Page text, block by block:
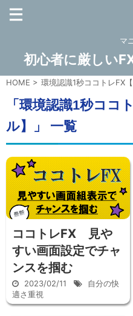
マ
初心者に厳しい
HOME > 環境認識1秒ココトレFX【
「環境認識1秒ココ
ル】」 一覧
ココトレFX 見や
すい画面設定でチャ
ンスを掴む
2023/02/11
自分の快
適さ重視